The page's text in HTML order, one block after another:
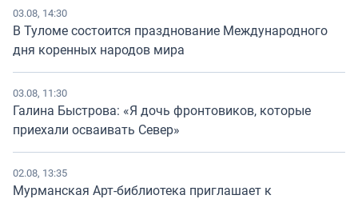
03.08, 14:30
В Туломе состоится празднование Международного
дня коренных народов мира
03.08, 11:30
Галина Быстрова: «Я дочь фронтовиков, которые
приехали осваивать Север»
02.08, 13:35
Мурманская Арт-библиотека приглашает к